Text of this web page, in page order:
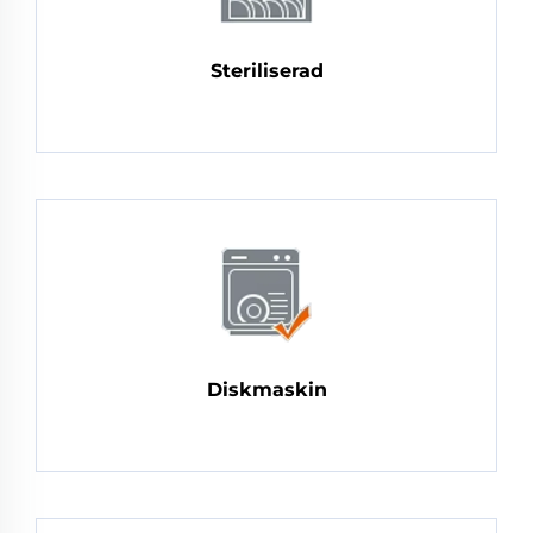
Steriliserad
Diskmaskin